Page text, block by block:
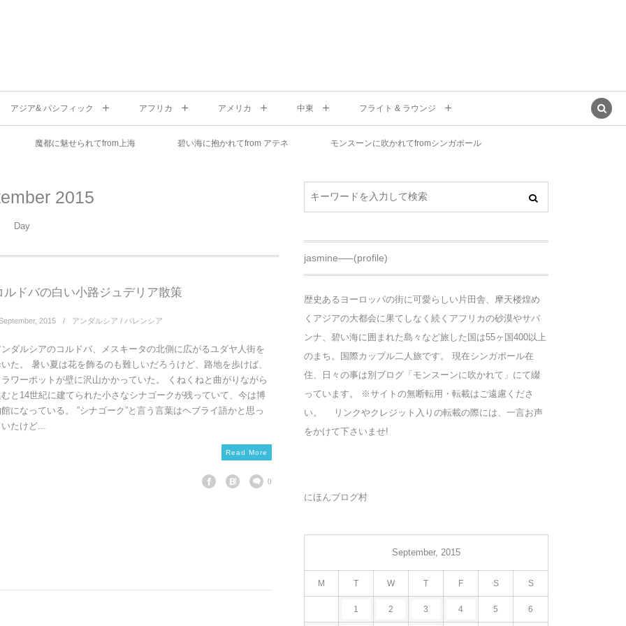
アジア& パシフィック アフリカ アメリカ 中東 フライト & ラウンジ
魔都に魅せられてfrom上海 碧い海に抱かれてfrom アテネ モンスーンに吹かれてfromシンガポール
2015
Day
ルドバの白い小路ジュデリア散策
, 2015 アンダルシア / バレンシア
ダルシアのコルドバ、メスキータの北側に広がるユダヤ人街を
た。 暑い夏は花を飾るのも難しいだろうけど、路地を歩けば、
ワーポットが壁に沢山かかっていた。 くねくねと曲がりながら
と14世紀に建てられた小さなシナゴークが残っていて、今は博
になっている。 ”シナゴーク”と言う言葉はヘブライ語かと思っ
たけど...
Read More
0
jasmine—–(profile)
歴史あるヨーロッパの街に可愛らしい片田舎、摩天楼煌め
くアジアの大都会に果てしなく続くアフリカの砂漠やサバ
ンナ、碧い海に囲まれた島々など旅した国は55ヶ国400以上
のまち。国際カップル二人旅です。 現在シンガポール在
住、日々の事は別ブログ「モンスーンに吹かれて」にて綴
っています。 ※サイトの無断転用・転載はご遠慮くださ
い。 リンクやクレジット入りの転載の際には、一言お声
をかけて下さいませ!
にほんブログ村
September, 2015
M T W T F S S
1 2 3 4 5 6